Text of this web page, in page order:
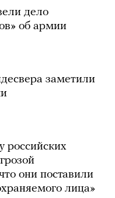
дело
об армии
заметили
российских
они поставили
лица»